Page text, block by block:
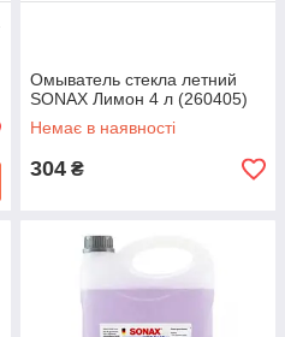
Омыватель стекла летний
SONAX Лимон 4 л (260405)
Немає в наявності
304 ₴